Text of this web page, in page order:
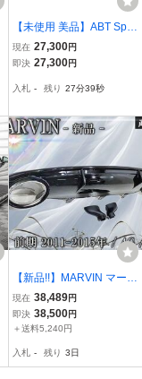
【未使用 美品】ABT Spor
tsline アウディ 8P A3 ク
ワトロ（09～後期）用 カ
ザー 8P8803103/JP 送料
現在 27,300円
即決 27,300円
入札 - 残り 27分38秒
【新品!!】MARVIN マービ
ン アウディ A7 4G 前期
(2011-2015) リアディフ
ューザー マフラーカッタ
7DF
現在 38,489円
即決 38,500円
＋送料5,240円
入札 - 残り 3日